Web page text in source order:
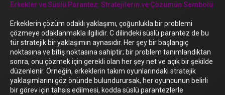
Erkekler ve Süslü Parantez: Stratejilerin ve Çözümün Sembolü
Erkeklerin çözüm odaklı yaklaşımı, çoğunlukla bir problemi
çözmeye odaklanmakla ilgilidir. C dilindeki süslü parantez de bu
tür stratejik bir yaklaşımın aynasıdır. Her şey bir başlangıç
noktasına ve bitiş noktasına sahiptir; bir problem tanımlandıktan
sonra, onu çözmek için gerekli olan her şey net ve açık bir şekilde
düzenlenir. Örneğin, erkeklerin takım oyunlarındaki stratejik
yaklaşımlarını göz önünde bulundurursak, her oyuncunun belirli
bir görev için tahsis edilmesi, kodda süslü parantezlerle